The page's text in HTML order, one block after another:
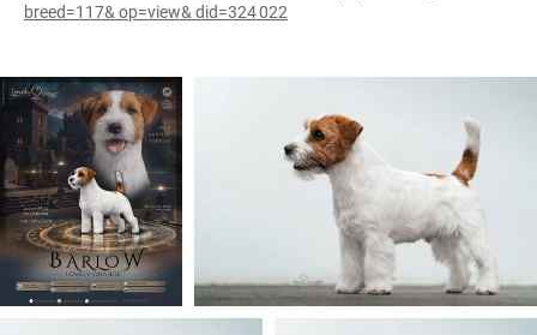
breed=117& op=view& did=324 022